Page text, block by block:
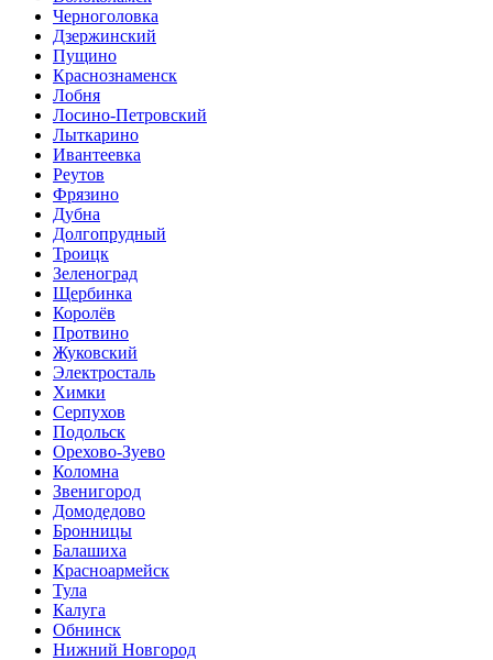
Черноголовка
Дзержинский
Пущино
Краснознаменск
Лобня
Лосино-Петровский
Лыткарино
Ивантеевка
Реутов
Фрязино
Дубна
Долгопрудный
Троицк
Зеленоград
Щербинка
Королёв
Протвино
Жуковский
Электросталь
Химки
Серпухов
Подольск
Орехово-Зуево
Коломна
Звенигород
Домодедово
Бронницы
Балашиха
Красноармейск
Тула
Калуга
Обнинск
Нижний Новгород